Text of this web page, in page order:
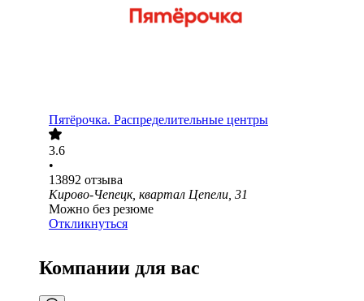
Пятёрочка. Распределительные центры
3.6
•
13892 отзыва
Кирово-Чепецк, квартал Цепели, 31
Можно без резюме
Откликнуться
Компании для вас